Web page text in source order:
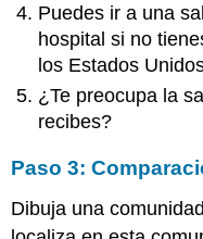
Puedes ir a una
hospital si no
los Estados
¿Te preocupa la
recibes?
Paso 3:
Dibuja una